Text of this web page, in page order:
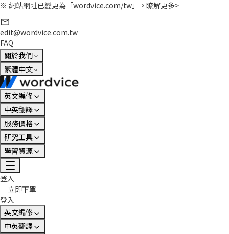
※ 網站網址已變更為「wordvice.com/tw」。 瞭解更多>
edit@wordvice.com.tw
FAQ
關於我們
繁體中文
英文編修
中英翻譯
服務價格
研究工具
學習資源
登入
立即下單
登入
英文編修
中英翻譯